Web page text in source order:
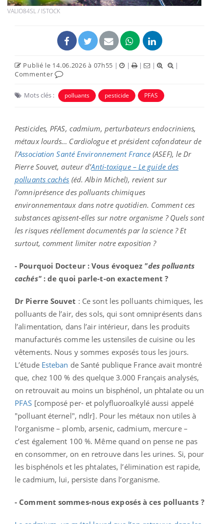
VALIO84SL / ISTOCK
Publié le 14.06.2026 à 07h55 | | | |
|
Commenter
Mots clés : polluants pesticide PFAS
Pesticides, PFAS, cadmium, perturbateurs endocriniens,
métaux lourds… Cardiologue et président cofondateur de
l’Association Santé Environnement France (ASEF), le Dr
Pierre Souvet, auteur d’Anti-toxique – Le guide des
polluants cachés (éd. Albin Michel), revient sur
l’omniprésence des polluants chimiques
environnementaux dans notre quotidien. Comment ces
substances agissent-elles sur notre organisme ? Quels sont
les risques réellement documentés par la science ? Et
surtout, comment limiter notre exposition ?
- Pourquoi Docteur : Vous évoquez "des polluants
cachés" : de quoi parle-t-on exactement ?
Dr Pierre Souvet : Ce sont les polluants chimiques, les
polluants de l’air, des sols, qui sont omniprésents dans
l’alimentation, dans l’air intérieur, dans les produits
manufacturés comme les ustensiles de cuisine ou les
vêtements. Nous y sommes exposés tous les jours.
L’étude Esteban de Santé publique France avait montré
que, chez 100 % des quelque 3.000 Français analysés,
on retrouvait au moins un bisphénol, un phtalate ou un
PFAS [composé per- et polyfluoroalkylé aussi appelé
"polluant éternel", ndlr]. Pour les métaux non utiles à
l’organisme – plomb, arsenic, cadmium, mercure –
c’est également 100 %. Même quand on pense ne pas
en consommer, on en retrouve dans les urines. Si, pour
les bisphénols et les phtalates, l’élimination est rapide,
le cadmium, lui, persiste dans l’organisme.
- Comment sommes-nous exposés à ces polluants ?